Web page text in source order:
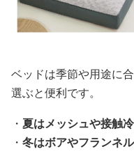
ベッドは季節や用途に
選ぶと便利です。
・ 夏はメッシュや接触
・ 冬はボアやフランネ